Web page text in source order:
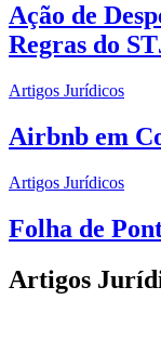
Ação de
Regras do
Artigos Jurídicos
Airbnb em
Artigos Jurídicos
Folha de
Artigos